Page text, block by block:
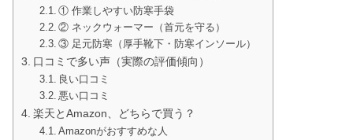
① 作業しやすい防寒手袋
② ネックウォーマー（首元を守る）
③ 足元防寒（厚手靴下・防寒インソール）
口コミで多い声（実際の評価傾向）
良い口コミ
悪い口コミ
楽天とAmazon、どちらで買う？
Amazonがおすすめな人